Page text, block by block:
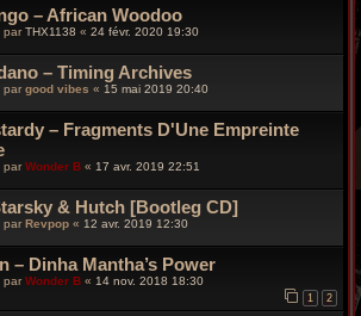
– African Woodoo
parTHX1138 « 24 févr. 2020 19:30
– Timing Archives
par good vibes « 15 mai 2019 20:40
– Fragments D'Une Empreinte
par Wonder B « 17 avr. 2019 22:51
& Hutch [Bootleg CD]
par Revpop « 12 avr. 2019 12:30
– Dinha Mantha’s Power
parWonder B « 14 nov. 2018 18:30
1 2